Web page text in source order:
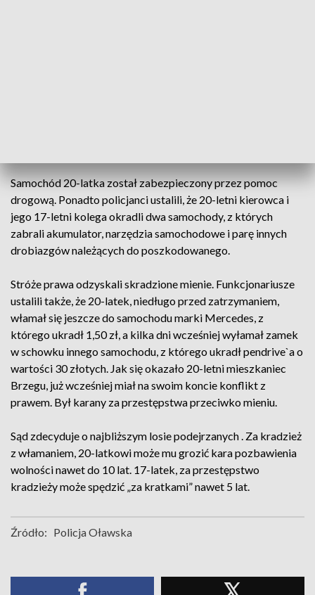
Samochód 20-latka został zabezpieczony przez pomoc
drogową. Ponadto policjanci ustalili, że 20-letni kierowca i
jego 17-letni kolega okradli dwa samochody, z których
zabrali akumulator, narzędzia samochodowe i parę innych
drobiazgów należących do poszkodowanego.
Stróże prawa odzyskali skradzione mienie. Funkcjonariusze
ustalili także, że 20-latek, niedługo przed zatrzymaniem,
włamał się jeszcze do samochodu marki Mercedes, z
którego ukradł 1,50 zł, a kilka dni wcześniej wyłamał zamek
w schowku innego samochodu, z którego ukradł pendrive`a o
wartości 30 złotych. Jak się okazało 20-letni mieszkaniec
Brzegu, już wcześniej miał na swoim koncie konflikt z
prawem. Był karany za przestępstwa przeciwko mieniu.
Sąd zdecyduje o najbliższym losie podejrzanych . Za kradzież
z włamaniem, 20-latkowi może mu grozić kara pozbawienia
wolności nawet do 10 lat. 17-latek, za przestępstwo
kradzieży może spędzić „za kratkami” nawet 5 lat.
Źródło: Policja Oławska